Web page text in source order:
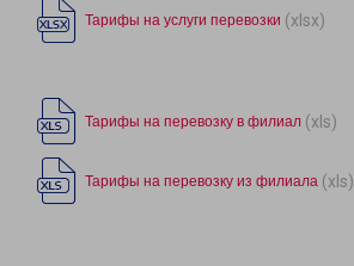
Тарифы на услуги перевозки (xlsx)
Тарифы на перевозку в филиал (xls)
Тарифы на перевозку из филиала (xls)